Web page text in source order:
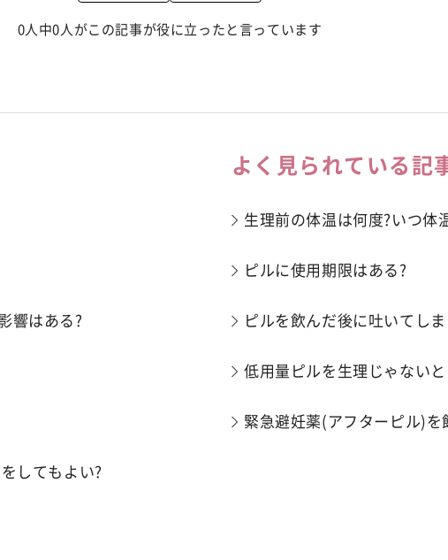
0人中0人がこの記事が役に立ったと言っています
響はある?
してもよい?
よく見られている記
生理前の体温は何度?いつ体
ピルに使用期限はある?
ピルを飲んだ後に吐いてし
低用量ピルを生理じゃない
緊急避妊薬(アフターピル)